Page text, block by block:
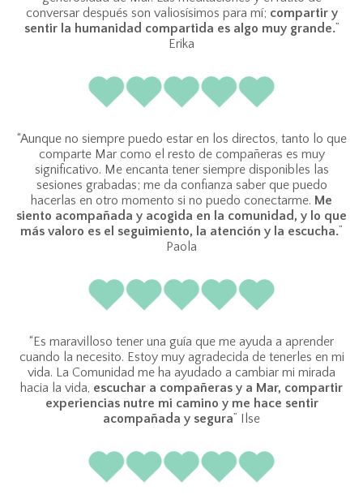
conversar después son valiosísimos para mí; compartir y
sentir la humanidad compartida es algo muy grande.”
Erika
“Aunque no siempre puedo estar en los directos, tanto lo que
comparte Mar como el resto de compañeras es muy
significativo. Me encanta tener siempre disponibles las
sesiones grabadas; me da confianza saber que puedo
hacerlas en otro momento si no puedo conectarme. Me
siento acompañada y acogida en la comunidad, y lo que
más valoro es el seguimiento, la atención y la escucha.”
Paola
“Es maravilloso tener una guía que me ayuda a aprender
cuando la necesito. Estoy muy agradecida de tenerles en mi
vida. La Comunidad me ha ayudado a cambiar mi mirada
hacia la vida, escuchar a compañeras y a Mar, compartir
experiencias nutre mi camino y me hace sentir
acompañada y segura” Ilse